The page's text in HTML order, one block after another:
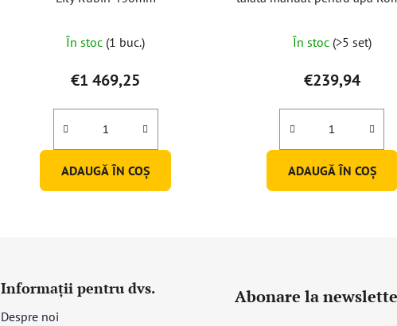
În stoc (1 buc.)
€1 469,25
ADAUGĂ ÎN COŞ
În stoc (>5 set)
€239,94
ADAUGĂ ÎN COŞ
Informații pentru dvs.
Despre noi
Abonare la